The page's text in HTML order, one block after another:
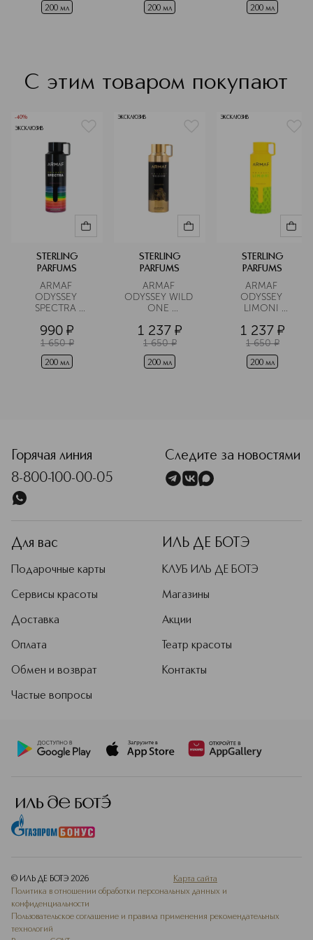
200 мл 200 мл 200 мл
С этим товаром покупают
-40%
ЭКСКЛЮЗИВ
STERLING
PARFUMS
ARMAF
ODYSSEY
SPECTRA
cпрей
990 ¤
1 650 ¤
200 мл
ЭКСКЛЮЗИВ
STERLING
PARFUMS
ARMAF
ODYSSEY WILD
ONE
cпрей
1 237 ¤
1 650 ¤
200 мл
ЭКСКЛЮЗИВ
STERLING
PARFUMS
ARMAF
ODYSSEY
LIMONI
cпрей
1 237 ¤
1 650 ¤
200 мл
Горячая линия
8-800-100-00-05
Следите за новостями
Для вас
Подарочные карты
Сервисы красоты
Доставка
Оплата
Обмен и возврат
Частые вопросы
ИЛЬ ДЕ БОТЭ
КЛУБ ИЛЬ ДЕ БОТЭ
Магазины
Акции
Театр красоты
Контакты
© ИЛЬ ДЕ БОТЭ 2026
Карта сайта
Политика в отношении обработки персональных данных и
конфиденциальности
Пользовательское соглашение и правила применения рекомендательных
технологий